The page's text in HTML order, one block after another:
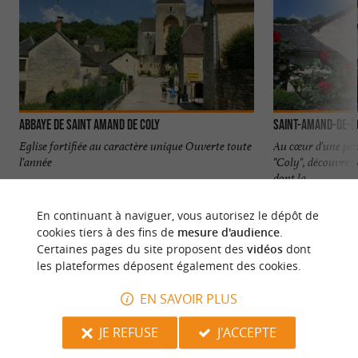
ABBAYE DE SAINT AMAND DE COLY
Eglise fortifiée au caractère unique Ouverte toute
l'année
945 m - Saint Amand de Coly
Saint-Amand-de-
Au cœur d'une
"Coly",
dont la ...
945 m -
NOUS AVONS TESTÉPOUR VOUS
En continuant à naviguer, vous autorisez le dépôt de
cookies tiers à des fins de mesure d'audience.
Certaines pages du site proposent des vidéosdont
les plateformes déposent également des cookies.
EN SAVOIR PLUS
JE REFUSE
J'ACCEPTE